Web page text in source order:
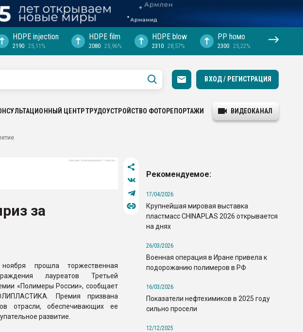
HDPE injection
2190 25,11%
HDPE film
2080 25,96%
HDPE blow
2310 28,57%
PP hомо
2300 25,22%
ВХОД / РЕГИСТРАЦИЯ
ЦЕНТРТРУДОУСТРОЙСТВО ФОТОРЕПОРТАЖИ ВИДЕОКАНАЛ
за
прошла торжественная
лауреатов Третьей
«Полимеры России», сообщает
Премия призвана
отрасли, обеспечивающих ее
развитие.
Рекомендуемое:
17/04/2026
Крупнейшая мировая выставка
пластмасс CHINAPLAS 2026 открывается
на днях
26/03/2026
Военная операция в Иране привела к
подорожанию полимеров в РФ
16/03/2026
Показатели нефтехимиков в 2025 году
сильно просели
12/12/2025